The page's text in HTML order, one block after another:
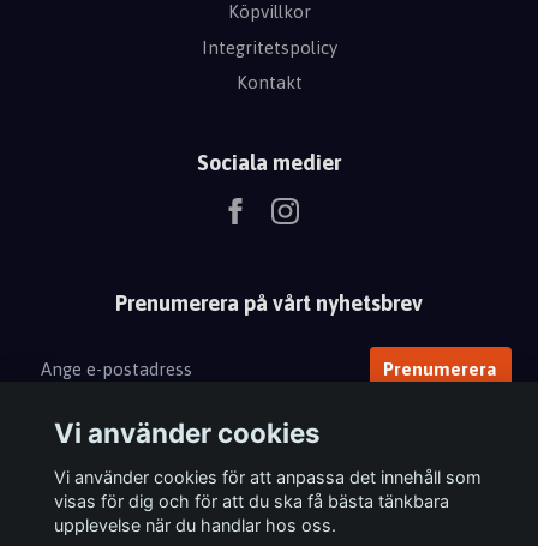
Köpvillkor
Integritetspolicy
Kontakt
Sociala medier
Prenumerera på vårt nyhetsbrev
Prenumerera
Vi använder cookies
Vi använder cookies för att anpassa det innehåll som
visas för dig och för att du ska få bästa tänkbara
upplevelse när du handlar hos oss.